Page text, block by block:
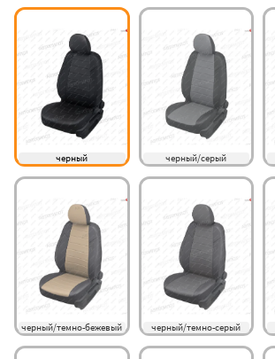
черный черный/серый
черный/темно-бежевый черный/темно-серый